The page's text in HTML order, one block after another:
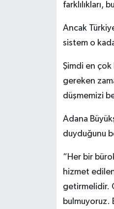
farklılıkları,
Ancak
sistem o
Şimdi en çok
gereken
düşmemizi
Adana
duyduğunu
“Her bir
hizmet
getirmelidir.
bulmuyoruz.